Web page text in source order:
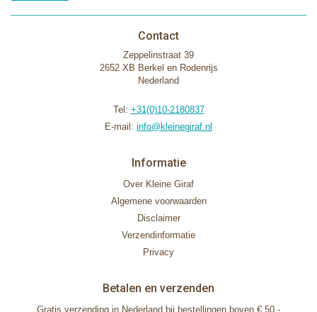
Contact
Zeppelinstraat 39
2652 XB Berkel en Rodenrijs
Nederland
Tel: +31(0)10-2180837
E-mail: info@kleinegiraf.nl
Informatie
Over Kleine Giraf
Algemene voorwaarden
Disclaimer
Verzendinformatie
Privacy
Betalen en verzenden
Gratis verzending in Nederland bij bestellingen boven € 50,-